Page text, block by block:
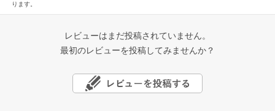
ります。
レビューはまだ投稿されていません。
最初のレビューを投稿してみませんか？